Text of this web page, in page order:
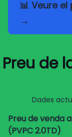
📊 Veure
→
Preu de
Dades
Preu de venda
(PVPC 2.0TD)